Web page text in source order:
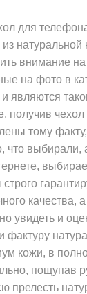
для
внимание на
на фото в
и являются
получив
тому
что выбирали,
качества,
увидеть и
фактуру
кожи, в
пощупав
прелесть